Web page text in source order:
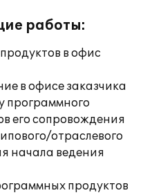
работы:
в офис
в офисе заказчика
программного
его сопровождения
отраслевого
начала ведения
продуктов